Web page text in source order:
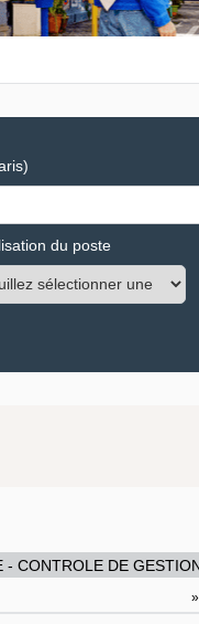
du poste
- CONTROLE DE